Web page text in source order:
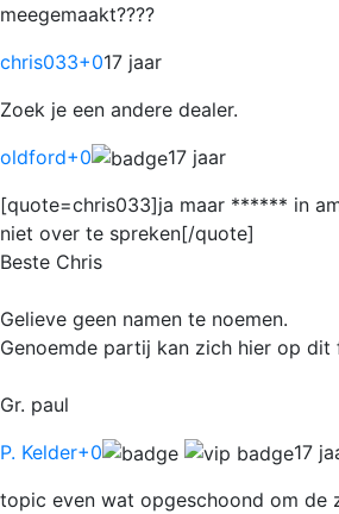
meegemaakt????
chris033+017 jaar
Zoek je een andere dealer.
oldford+0
17 jaar
[quote=chris033]ja maar ****** in
niet over te spreken[/quote]
Beste Chris
Gelieve geen namen te noemen.
Genoemde partij kan zich hier op dit
Gr. paul
P. Kelder+0
17
topic even wat opgeschoond om de